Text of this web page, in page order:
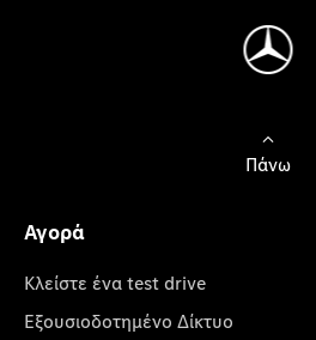
Πάνω
Αγορά
Κλείστε ένα test drive
Εξουσιοδοτημένο Δίκτυο